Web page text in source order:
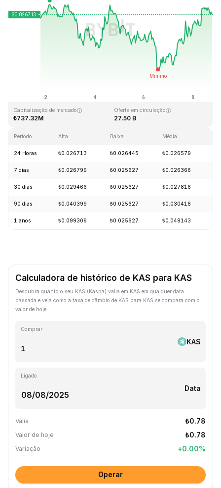
₺0.207411 ₺0.000171
Capitalização de mercado
₺737.32M
Oferta em circulação
27.50 B
Período Alta Baixa Média
24 Horas ₺0.026713 ₺0.026445 ₺0.026579
7 dias ₺0.026799 ₺0.025627 ₺0.026366
30 dias ₺0.029466 ₺0.025627 ₺0.027816
90 dias ₺0.040399 ₺0.025627 ₺0.030416
1 anos ₺0.099309 ₺0.025627 ₺0.049143
Calculadora de histórico de KAS para KAS
Descubra quanto o seu KAS (Kaspa) valia em KAS em qualquer data
passada e veja como a taxa de câmbio de KAS para KAS se compara com o
valor de hoje.
Comprar
KAS
Ligado
Data
Valia ₺0.78
Valor de hoje ₺0.78
Variação +0.00%
Operar